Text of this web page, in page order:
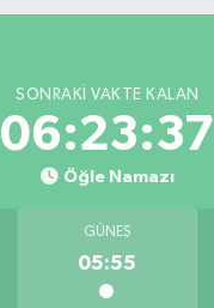
SONRAKI VAKTE KALAN
06:23:36
Öğle Namazı
GÜNEŞ
05:55